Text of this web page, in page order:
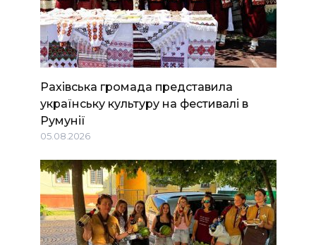
Рахівська громада представила
українську культуру на фестивалі в
Румунії
05.08.2026